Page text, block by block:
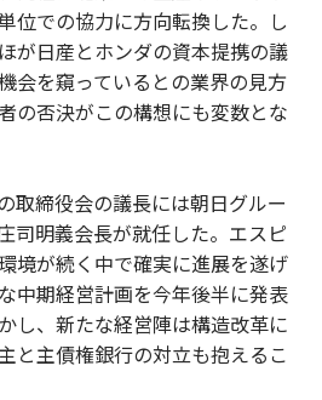
位での協力に方向転換した。し
が日産とホンダの資本提携の議
会を窺っているとの業界の見方
の否決がこの構想にも変数とな
取締役会の議長には朝日グルー
司明義会長が就任した。エスピ
境が続く中で確実に進展を遂げ
中期経営計画を今年後半に発表
し、新たな経営陣は構造改革に
と主債権銀行の対立も抱えるこ